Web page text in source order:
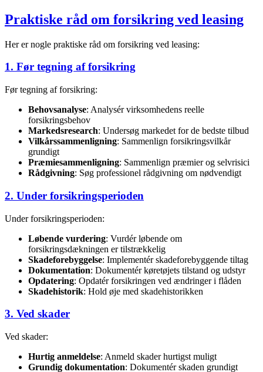
Praktiske råd om forsikring ved leasing
Her er nogle praktiske råd om forsikring ved leasing:
1. Før tegning af forsikring
Før tegning af forsikring:
Behovsanalyse: Analysér virksomhedens reelle
forsikringsbehov
Markedsresearch: Undersøg markedet for de bedste tilbud
Vilkårssammenligning: Sammenlign forsikringsvilkår
grundigt
Præmiesammenligning: Sammenlign præmier og selvrisici
Rådgivning: Søg professionel rådgivning om nødvendigt
2. Under forsikringsperioden
Under forsikringsperioden:
Løbende vurdering: Vurdér løbende om
forsikringsdækningen er tilstrækkelig
Skadeforebyggelse: Implementér skadeforebyggende tiltag
Dokumentation: Dokumentér køretøjets tilstand og udstyr
Opdatering: Opdatér forsikringen ved ændringer i flåden
Skadehistorik: Hold øje med skadehistorikken
3. Ved skader
Ved skader:
Hurtig anmeldelse: Anmeld skader hurtigst muligt
Grundig dokumentation: Dokumentér skaden grundigt